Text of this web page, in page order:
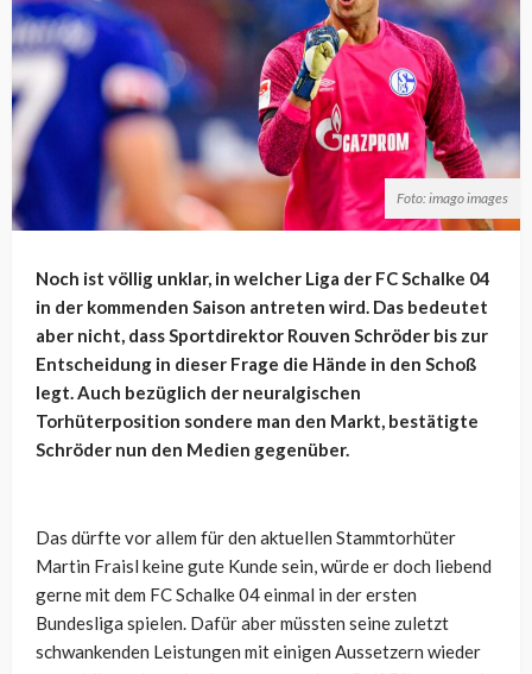
Foto: imago images
Noch ist völlig unklar, in welcher Liga der FC Schalke 04
in der kommenden Saison antreten wird. Das bedeutet
aber nicht, dass Sportdirektor Rouven Schröder bis zur
Entscheidung in dieser Frage die Hände in den Schoß
legt. Auch bezüglich der neuralgischen
Torhüterposition sondere man den Markt, bestätigte
Schröder nun den Medien gegenüber.
Das dürfte vor allem für den aktuellen Stammtorhüter
Martin Fraisl keine gute Kunde sein, würde er doch liebend
gerne mit dem FC Schalke 04 einmal in der ersten
Bundesliga spielen. Dafür aber müssten seine zuletzt
schwankenden Leistungen mit einigen Aussetzern wieder